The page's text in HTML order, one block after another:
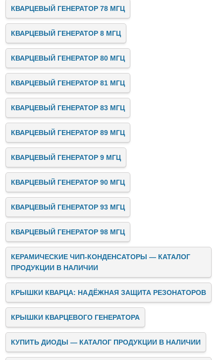
КВАРЦЕВЫЙ ГЕНЕРАТОР 78 МГЦ
КВАРЦЕВЫЙ ГЕНЕРАТОР 8 МГЦ
КВАРЦЕВЫЙ ГЕНЕРАТОР 80 МГЦ
КВАРЦЕВЫЙ ГЕНЕРАТОР 81 МГЦ
КВАРЦЕВЫЙ ГЕНЕРАТОР 83 МГЦ
КВАРЦЕВЫЙ ГЕНЕРАТОР 89 МГЦ
КВАРЦЕВЫЙ ГЕНЕРАТОР 9 МГЦ
КВАРЦЕВЫЙ ГЕНЕРАТОР 90 МГЦ
КВАРЦЕВЫЙ ГЕНЕРАТОР 93 МГЦ
КВАРЦЕВЫЙ ГЕНЕРАТОР 98 МГЦ
КЕРАМИЧЕСКИЕ ЧИП-КОНДЕНСАТОРЫ — КАТАЛОГ
ПРОДУКЦИИ В НАЛИЧИИ
КРЫШКИ КВАРЦА: НАДЁЖНАЯ ЗАЩИТА РЕЗОНАТОРОВ
КРЫШКИ КВАРЦЕВОГО ГЕНЕРАТОРА
КУПИТЬ ДИОДЫ — КАТАЛОГ ПРОДУКЦИИ В НАЛИЧИИ